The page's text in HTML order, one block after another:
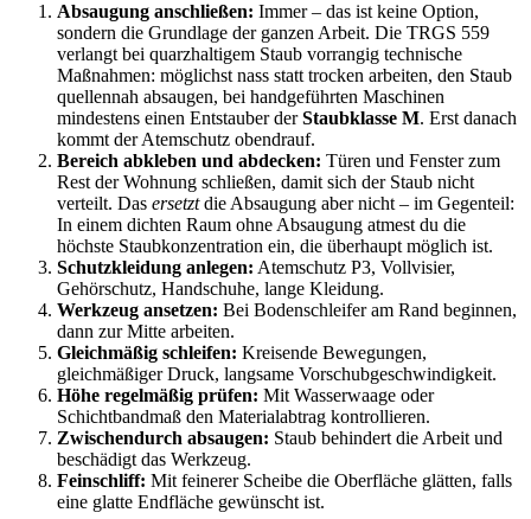
Absaugung anschließen: Immer – das ist keine Option,
sondern die Grundlage der ganzen Arbeit. Die TRGS 559
verlangt bei quarzhaltigem Staub vorrangig technische
Maßnahmen: möglichst nass statt trocken arbeiten, den Staub
quellennah absaugen, bei handgeführten Maschinen
mindestens einen Entstauber derStaubklasse M. Erst danach
kommt der Atemschutz obendrauf.
Bereich abkleben und abdecken: Türen und Fenster zum
Rest der Wohnung schließen, damit sich der Staub nicht
verteilt. Das ersetztdie Absaugung aber nicht – im Gegenteil:
In einem dichten Raum ohne Absaugung atmest du die
höchste Staubkonzentration ein, die überhaupt möglich ist.
Schutzkleidung anlegen: Atemschutz P3, Vollvisier,
Gehörschutz, Handschuhe, lange Kleidung.
Werkzeug ansetzen: Bei Bodenschleifer am Rand beginnen,
dann zur Mitte arbeiten.
Gleichmäßig schleifen: Kreisende Bewegungen,
gleichmäßiger Druck, langsame Vorschubgeschwindigkeit.
Höhe regelmäßig prüfen: Mit Wasserwaage oder
Schichtbandmaß den Materialabtrag kontrollieren.
Zwischendurch absaugen: Staub behindert die Arbeit und
beschädigt das Werkzeug.
Feinschliff: Mit feinerer Scheibe die Oberfläche glätten, falls
eine glatte Endfläche gewünscht ist.